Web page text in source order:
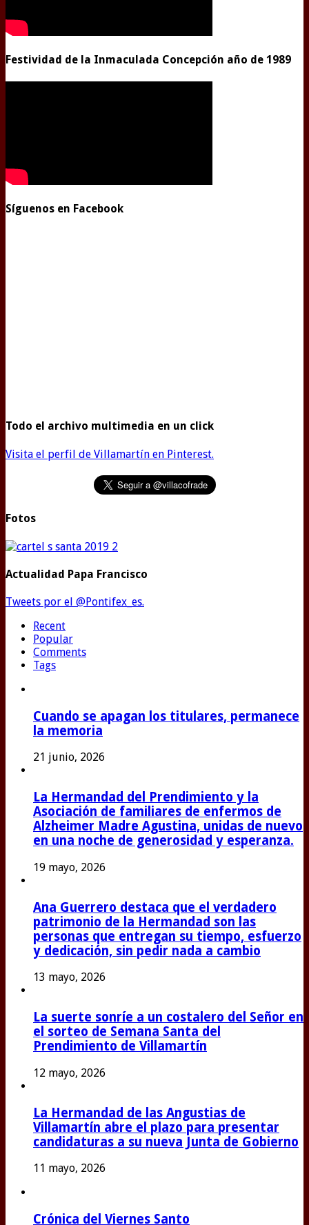
Festividad de la Inmaculada Concepción año de 1989
Síguenos en Facebook
Todo el archivo multimedia en un click
Visita el perfil de Villamartín en Pinterest.
Fotos
Actualidad Papa Francisco
Tweets por el @Pontifex_es.
Recent
Popular
Comments
Tags
Cuando se apagan los titulares, permanece
la memoria
21 junio, 2026
La Hermandad del Prendimiento y la
Asociación de familiares de enfermos de
Alzheimer Madre Agustina, unidas de nuevo
en una noche de generosidad y esperanza.
19 mayo, 2026
Ana Guerrero destaca que el verdadero
patrimonio de la Hermandad son las
personas que entregan su tiempo, esfuerzo
y dedicación, sin pedir nada a cambio
13 mayo, 2026
La suerte sonríe a un costalero del Señor en
el sorteo de Semana Santa del
Prendimiento de Villamartín
12 mayo, 2026
La Hermandad de las Angustias de
Villamartín abre el plazo para presentar
candidaturas a su nueva Junta de Gobierno
11 mayo, 2026
Crónica del Viernes Santo